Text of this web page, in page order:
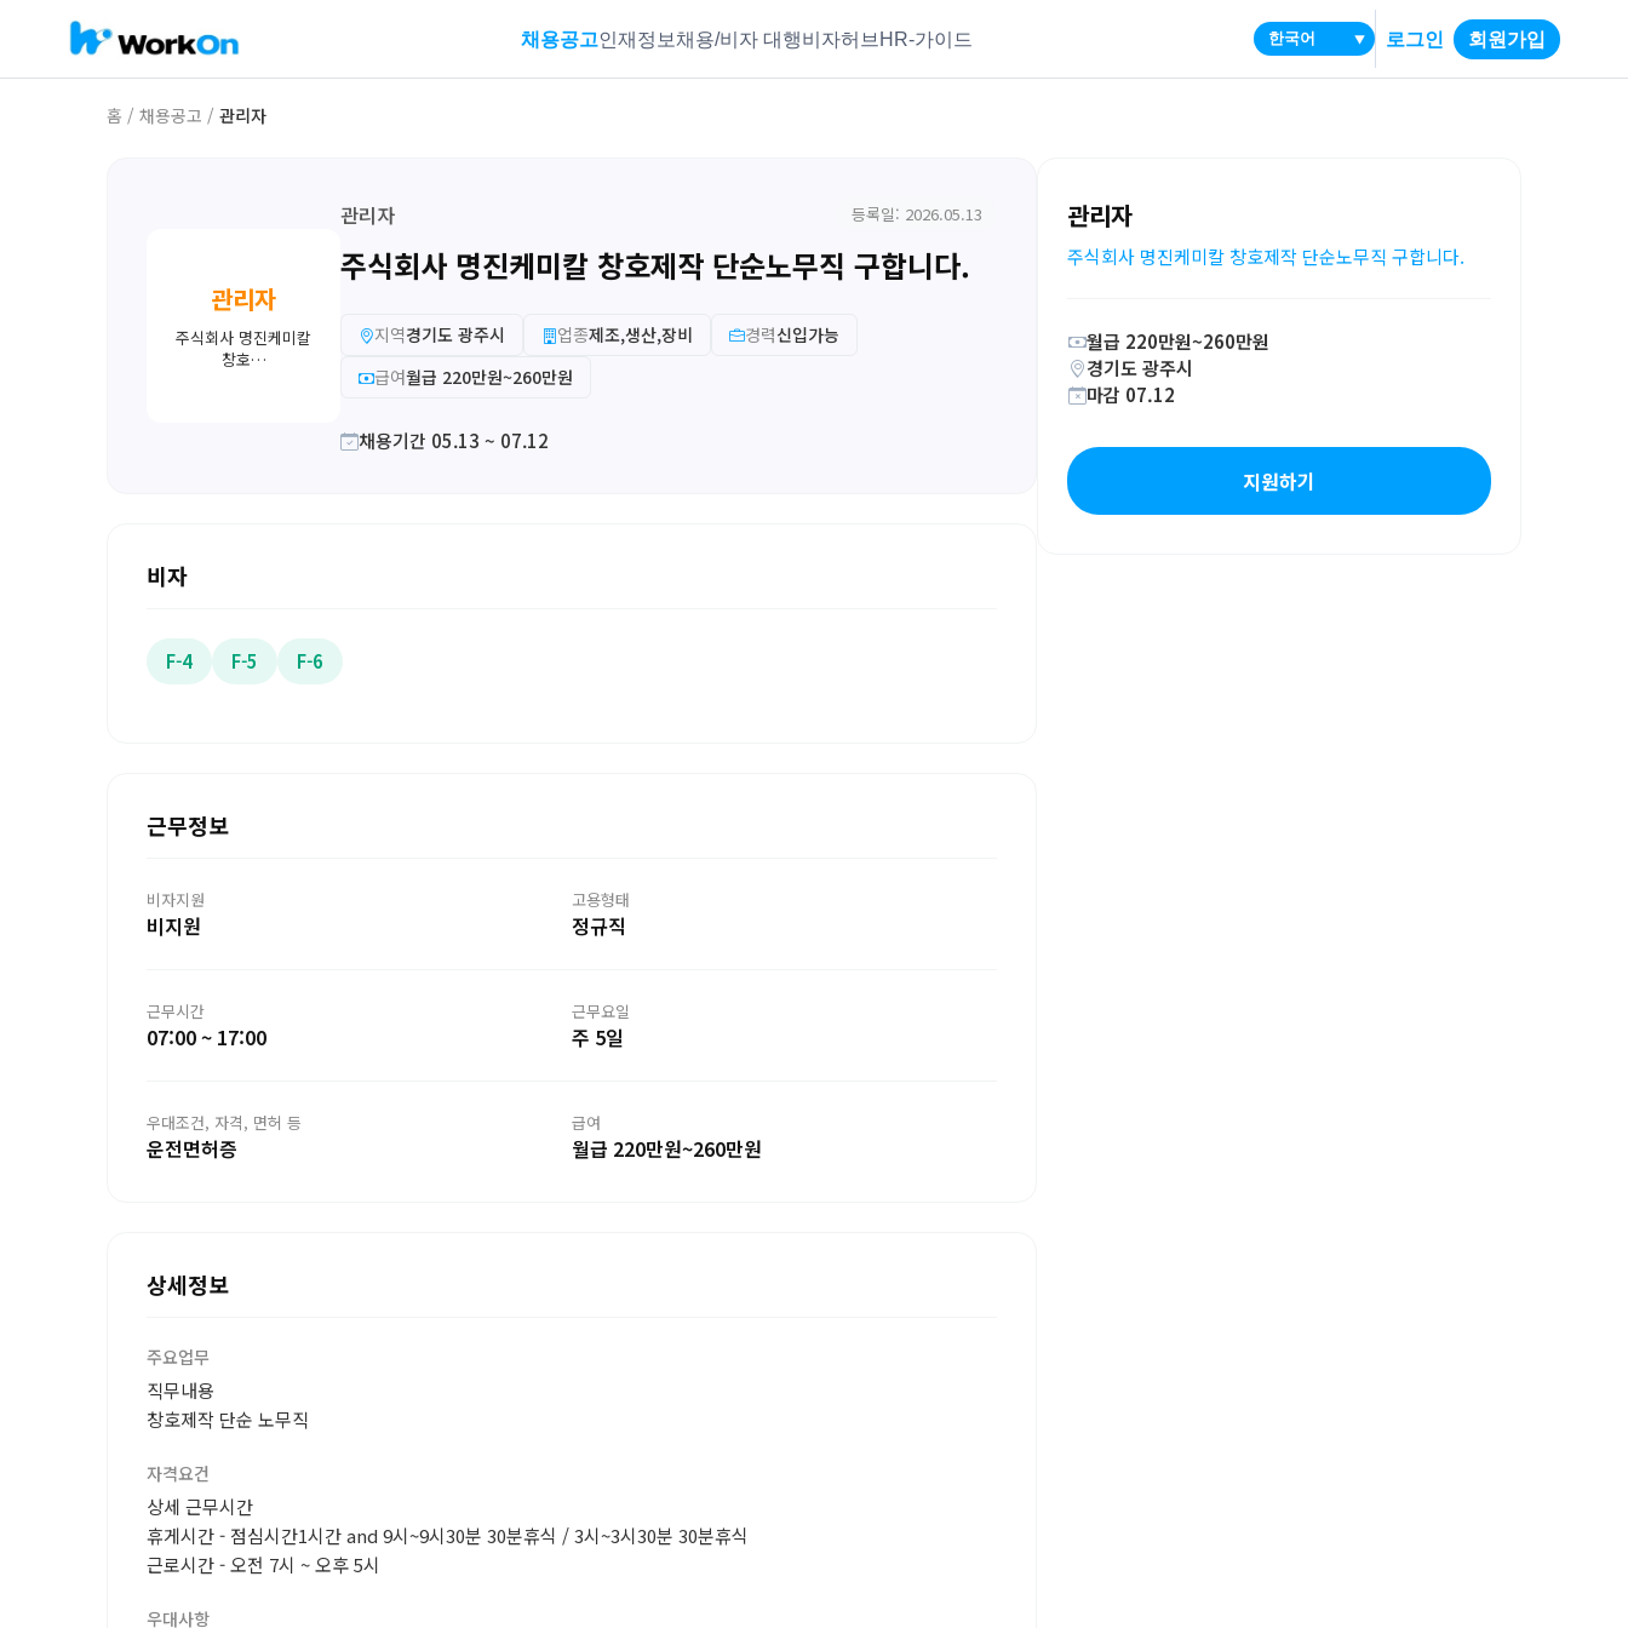
채용공고인재정보 채용/비자 대행비자허브 HR-가이드 ▼ 로그인 회원가입
홈 / 채용공고 / 관리자
관리자
주식회사 명진케미칼
창호…
관리자 등록일: 2026.05.13
주식회사 명진케미칼 창호제작 단순노무직 구합니다.
지역경기도 광주시 업종제조,생산,장비 경력신입가능
급여월급 220만원~260만원
채용기간 05.13 ~ 07.12
비자
F-4 F-5 F-6
근무정보
비자지원
비지원
고용형태
정규직
근무시간
07:00 ~ 17:00
근무요일
주 5일
우대조건, 자격, 면허 등
운전면허증
급여
월급 220만원~260만원
상세정보
주요업무
직무내용
창호제작 단순 노무직
자격요건
상세 근무시간
휴게시간 - 점심시간1시간 and 9시~9시30분 30분휴식 / 3시~3시30분 30분휴식
근로시간 - 오전 7시 ~ 오후 5시
우대사항
관리자
주식회사 명진케미칼 창호제작 단순노무직 구합니다.
월급 220만원~260만원
경기도 광주시
마감 07.12
지원하기